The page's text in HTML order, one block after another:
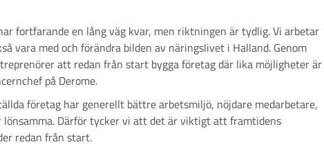
fortfarande en lång väg kvar, men riktningen är tydlig. Vi arbetar
vara med och förändra bilden av näringslivet i Halland. Genom
att redan från start bygga företag där lika möjligheter är
på Derome.
företag har generellt bättre arbetsmiljö, nöjdare medarbetare,
Därför tycker vi att det är viktigt att framtidens
redan från start.